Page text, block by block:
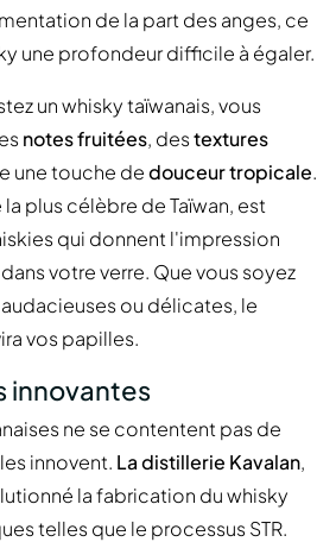
de la part des anges, ce
une profondeur difficile à égaler.
un whisky taïwanais, vous
notes fruitées, destextures
une touche dedouceur tropicale.
plus célèbre de Taïwan, est
qui donnent l'impression
votre verre. Que vous soyez
ou délicates, le
vos papilles.
innovantes
ne se contentent pas de
innovent. La distillerie Kavalan,
la fabrication du whisky
telles que le processus STR.